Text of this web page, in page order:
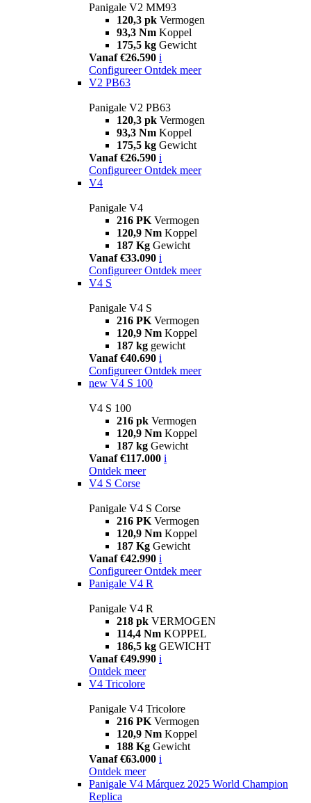
Panigale V2 MM93
120,3 pk Vermogen
93,3 Nm Koppel
175,5 kg Gewicht
Vanaf €26.590 i
Configureer Ontdek meer
V2 PB63
Panigale V2 PB63
120,3 pk Vermogen
93,3 Nm Koppel
175,5 kg Gewicht
Vanaf €26.590 i
Configureer Ontdek meer
V4
Panigale V4
216 PK Vermogen
120,9 Nm Koppel
187 Kg Gewicht
Vanaf €33.090 i
Configureer Ontdek meer
V4 S
Panigale V4 S
216 PK Vermogen
120,9 Nm Koppel
187 kg gewicht
Vanaf €40.690 i
Configureer Ontdek meer
new V4 S 100
V4 S 100
216 pk Vermogen
120,9 Nm Koppel
187 kg Gewicht
Vanaf €117.000 i
Ontdek meer
V4 S Corse
Panigale V4 S Corse
216 PK Vermogen
120,9 Nm Koppel
187 Kg Gewicht
Vanaf €42.990 i
Configureer Ontdek meer
Panigale V4 R
Panigale V4 R
218 pk VERMOGEN
114,4 Nm KOPPEL
186,5 kg GEWICHT
Vanaf €49.990 i
Ontdek meer
V4 Tricolore
Panigale V4 Tricolore
216 PK Vermogen
120,9 Nm Koppel
188 Kg Gewicht
Vanaf €63.000 i
Ontdek meer
Panigale V4 Márquez 2025 World Champion
Replica